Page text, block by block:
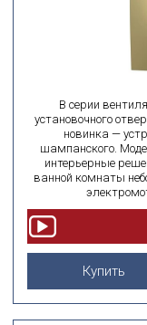
В серии
установочного
новинка —
шампанского.
интерьерные
ванной комнаты
Купить